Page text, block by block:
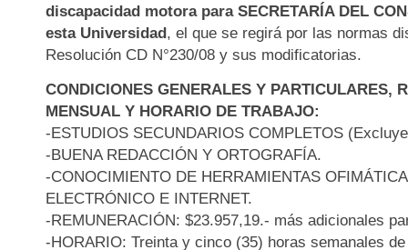
discapacidad motora para SECRETARÍA DEL
esta Universidad, el que se regirá por las normas
Resolución CD N°230/08 y sus modificatorias.
CONDICIONES GENERALES Y PARTICULARES,
MENSUAL Y HORARIO DE TRABAJO:
-ESTUDIOS SECUNDARIOS COMPLETOS
-BUENA REDACCIÓN Y ORTOGRAFÍA.
-CONOCIMIENTO DE HERRAMIENTAS
ELECTRÓNICO E INTERNET.
-REMUNERACIÓN: $23.957,19.- más adicionales
-HORARIO: Treinta y cinco (35) horas semanales